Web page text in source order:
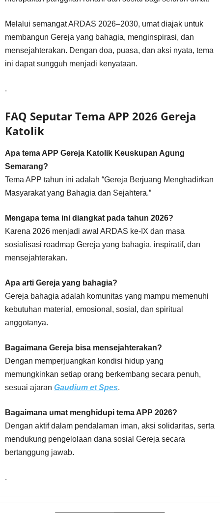
Melalui semangat ARDAS 2026–2030, umat diajak untuk
membangun Gereja yang bahagia, menginspirasi, dan
mensejahterakan. Dengan doa, puasa, dan aksi nyata, tema
ini dapat sungguh menjadi kenyataan.
.
FAQ Seputar Tema APP 2026 Gereja
Katolik
Apa tema APP Gereja Katolik Keuskupan Agung
Semarang?
Tema APP tahun ini adalah “Gereja Berjuang Menghadirkan
Masyarakat yang Bahagia dan Sejahtera.”
Mengapa tema ini diangkat pada tahun 2026?
Karena 2026 menjadi awal ARDAS ke-IX dan masa
sosialisasi roadmap Gereja yang bahagia, inspiratif, dan
mensejahterakan.
Apa arti Gereja yang bahagia?
Gereja bahagia adalah komunitas yang mampu memenuhi
kebutuhan material, emosional, sosial, dan spiritual
anggotanya.
Bagaimana Gereja bisa mensejahterakan?
Dengan memperjuangkan kondisi hidup yang
memungkinkan setiap orang berkembang secara penuh,
sesuai ajaran Gaudium et Spes.
Bagaimana umat menghidupi tema APP 2026?
Dengan aktif dalam pendalaman iman, aksi solidaritas, serta
mendukung pengelolaan dana sosial Gereja secara
bertanggung jawab.
.